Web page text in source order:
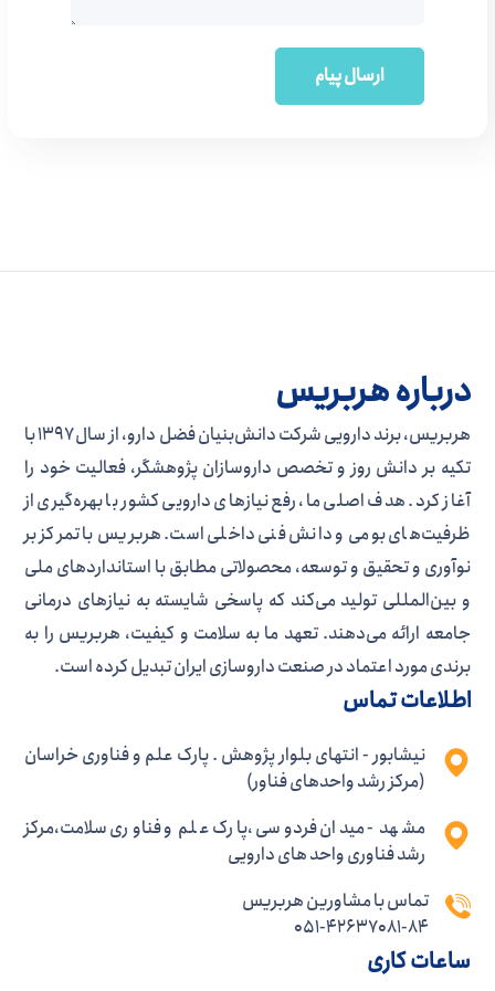
درباره هربریس
هربریس، برند دارویی شرکت دانش‌بنیان فضل دارو، از سال ۱۳۹۷ با
تکیه بر دانش روز و تخصص داروسازان پژوهشگر، فعالیت خود را
آغاز کرد. هدف اصلی ما، رفع نیازهای دارویی کشور با بهره‌گیری از
ظرفیت‌های بومی و دانش فنی داخلی است. هربریس با تمرکز بر
نوآوری و تحقیق و توسعه، محصولاتی مطابق با استانداردهای ملی
و بین‌المللی تولید می‌کند که پاسخی شایسته به نیازهای درمانی
جامعه ارائه می‌دهند. تعهد ما به سلامت و کیفیت، هربریس را به
برندی مورد اعتماد در صنعت داروسازی ایران تبدیل کرده است.
اطلاعات تماس
نیشابور - انتهای بلوار پژوهش . پارک علم و فناوری خراسان
(مرکز رشد واحدهای فناور)
مشهد - میدان فردوسی ،پارک علم و فناوری سلامت،مرکز
رشد فناوری واحد های دارویی
تماس با مشاورین هربریس
051-42637081-84
ساعات کاری